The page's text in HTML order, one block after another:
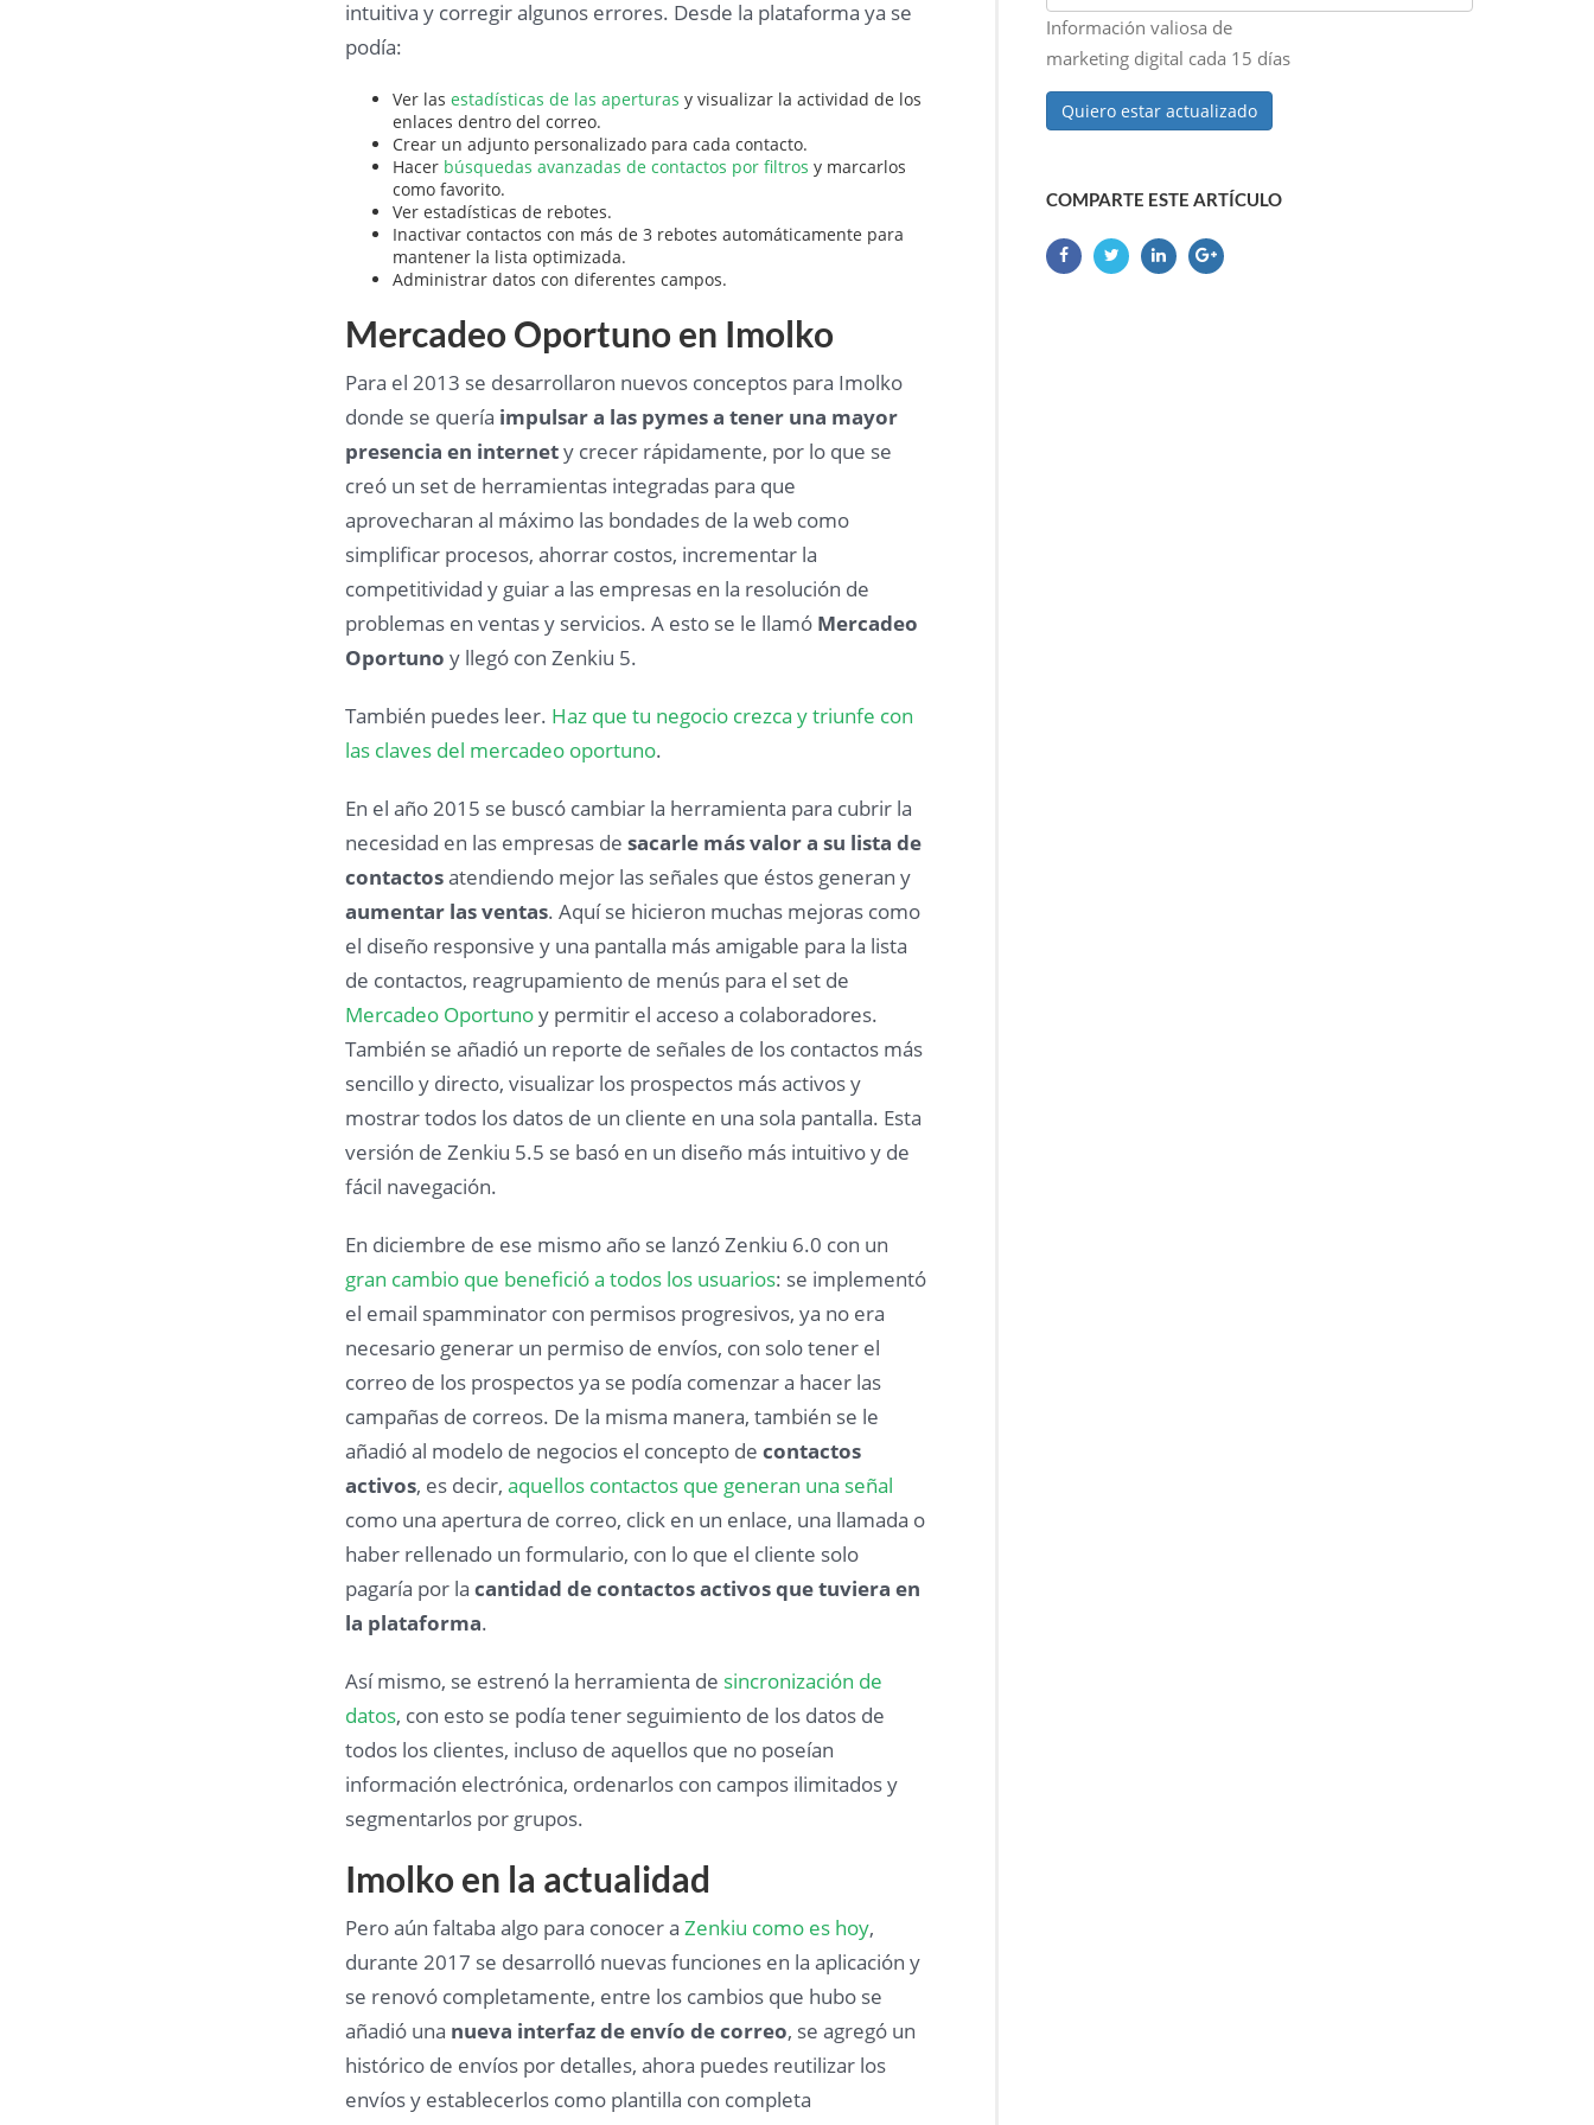
intuitiva y corregir algunos errores. Desde la plataforma ya se
podía:
Ver las estadísticas de las aperturas y visualizar la actividad de los
enlaces dentro del correo.
Crear un adjunto personalizado para cada contacto.
Hacer búsquedas avanzadas de contactos por filtros y marcarlos
como favorito.
Ver estadísticas de rebotes.
Inactivar contactos con más de 3 rebotes automáticamente para
mantener la lista optimizada.
Administrar datos con diferentes campos.
Mercadeo Oportuno en Imolko
Para el 2013 se desarrollaron nuevos conceptos para Imolko
donde se quería impulsar a las pymes a tener una mayor
presencia en internety crecer rápidamente, por lo que se
creó un set de herramientas integradas para que
aprovecharan al máximo las bondades de la web como
simplificar procesos, ahorrar costos, incrementar la
competitividad y guiar a las empresas en la resolución de
problemas en ventas y servicios. A esto se le llamó Mercadeo
Oportuno y llegó con Zenkiu 5.
También puedes leer. Haz que tu negocio crezca y triunfe con
las claves del mercadeo oportuno.
En el año 2015 se buscó cambiar la herramienta para cubrir la
necesidad en las empresas de sacarle más valor a su lista de
contactosatendiendo mejor las señales que éstos generan y
aumentar las ventas. Aquí se hicieron muchas mejoras como
el diseño responsive y una pantalla más amigable para la lista
de contactos, reagrupamiento de menús para el set de
Mercadeo Oportunoy permitir el acceso a colaboradores.
También se añadió un reporte de señales de los contactos más
sencillo y directo, visualizar los prospectos más activos y
mostrar todos los datos de un cliente en una sola pantalla. Esta
versión de Zenkiu 5.5 se basó en un diseño más intuitivo y de
fácil navegación.
En diciembre de ese mismo año se lanzó Zenkiu 6.0 con un
gran cambio que benefició a todos los usuarios: se implementó
el email spamminator con permisos progresivos, ya no era
necesario generar un permiso de envíos, con solo tener el
correo de los prospectos ya se podía comenzar a hacer las
campañas de correos. De la misma manera, también se le
añadió al modelo de negocios el concepto de contactos
activos, es decir, aquellos contactos que generan una señal
como una apertura de correo, click en un enlace, una llamada o
haber rellenado un formulario, con lo que el cliente solo
pagaría por la cantidad de contactos activos que tuviera en
la plataforma.
Así mismo, se estrenó la herramienta de sincronización de
datos, con esto se podía tener seguimiento de los datos de
todos los clientes, incluso de aquellos que no poseían
información electrónica, ordenarlos con campos ilimitados y
segmentarlos por grupos.
Imolko en la actualidad
Pero aún faltaba algo para conocer a Zenkiu como es hoy,
durante 2017 se desarrolló nuevas funciones en la aplicación y
se renovó completamente, entre los cambios que hubo se
añadió una nueva interfaz de envío de correo, se agregó un
histórico de envíos por detalles, ahora puedes reutilizar los
envíos y establecerlos como plantilla con completa
Información valiosa de
marketing digital cada 15 días
Quiero estar actualizado
COMPARTE ESTE ARTÍCULO